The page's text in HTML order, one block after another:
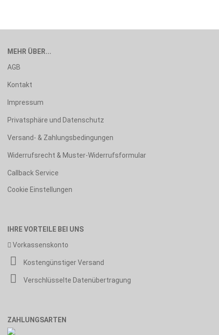
MEHR ÜBER...
AGB
Kontakt
Impressum
Privatsphäre und Datenschutz
Versand- & Zahlungsbedingungen
Widerrufsrecht & Muster-Widerrufsformular
Callback Service
Cookie Einstellungen
IHRE VORTEILE BEI UNS
Vorkassenskonto
Kostengünstiger Versand
Verschlüsselte Datenübertragung
ZAHLUNGSARTEN